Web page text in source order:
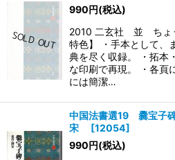
990円(税込)
2010 二玄社 並 ちょ
特色】 ・手本として、
典を尽く収録。 ・拓本
な印刷で再現。 ・各頁
には簡潔…
中国法書選19 爨宝子
宋
[12054]
990円(税込)